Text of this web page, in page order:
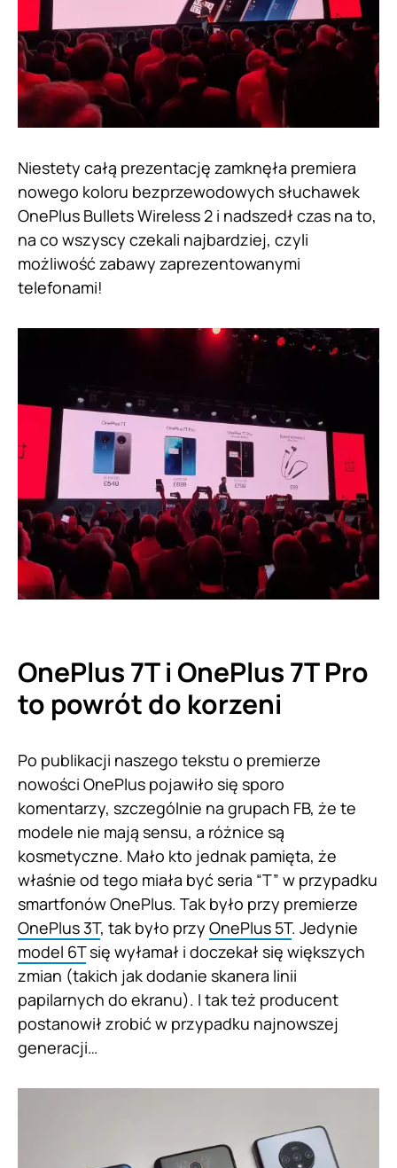
Niestety całą prezentację zamknęła premiera
nowego koloru bezprzewodowych słuchawek
OnePlus Bullets Wireless 2 i nadszedł czas na to,
na co wszyscy czekali najbardziej, czyli
możliwość zabawy zaprezentowanymi
telefonami!
OnePlus 7T i OnePlus 7T Pro
to powrót do korzeni
Po publikacji naszego tekstu o premierze
nowości OnePlus pojawiło się sporo
komentarzy, szczególnie na grupach FB, że te
modele nie mają sensu, a różnice są
kosmetyczne. Mało kto jednak pamięta, że
właśnie od tego miała być seria “T” w przypadku
smartfonów OnePlus. Tak było przy premierze
OnePlus 3T, tak było przy OnePlus 5T. Jedynie
model 6Tsię wyłamał i doczekał się większych
zmian (takich jak dodanie skanera linii
papilarnych do ekranu). I tak też producent
postanowił zrobić w przypadku najnowszej
generacji…